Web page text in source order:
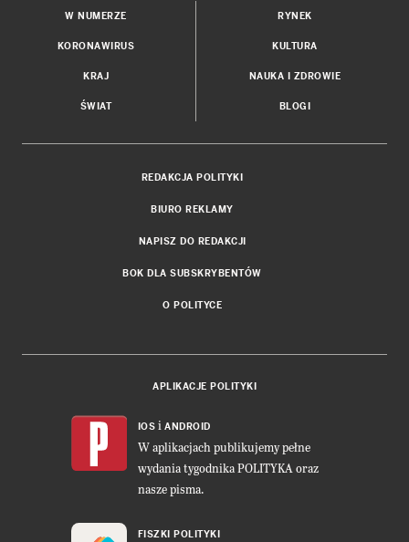
W NUMERZE
KORONAWIRUS
KRAJ
ŚWIAT
RYNEK
KULTURA
NAUKA I ZDROWIE
BLOGI
REDAKCJA POLITYKI
BIURO REKLAMY
NAPISZ DO REDAKCJI
BOK DLA SUBSKRYBENTÓW
O POLITYCE
APLIKACJE POLITYKI
IOS i ANDROID
W aplikacjach publikujemy pełne
wydania tygodnika POLITYKA oraz
nasze pisma.
FISZKI POLITYKI